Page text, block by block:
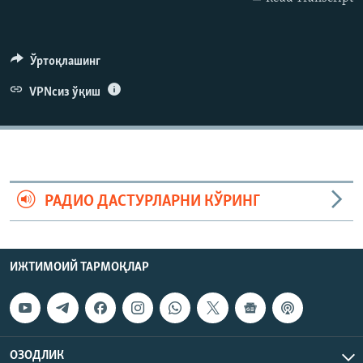
Ўртоқлашинг
VPNсиз ўқиш
РАДИО ДАСТУРЛАРНИ КЎРИНГ
ИЖТИМОИЙ ТАРМОҚЛАР
ОЗОДЛИК